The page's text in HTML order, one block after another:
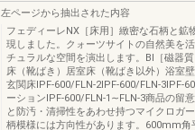
左ページから抽出された内容
フェディーレNX［床用］緻密な石柄と鉱
現しました。クォーツサイトの自然美を
チュラルな空間を演出します。BⅠ［磁器
床（靴ばき）居室床（靴ばき以外）浴室
玄関床IPF‐600/FLN‐2IPF‐600/
ーションIPF‐600/FLN‐1∼FLN‐3商品の留
と防汚・清掃性をあわせ持つマイクロガ
柄模様には方向性があります。600mm角